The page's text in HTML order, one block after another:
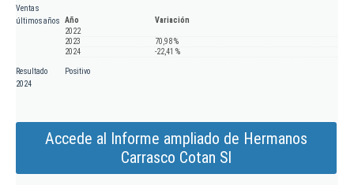
Ventas
últimos años
Año
Variación
2022
2023
70,98 %
2024
-22,41 %
Resultado
2024
Positivo
Accede al Informe ampliado de Hermanos
Carrasco Cotan Sl